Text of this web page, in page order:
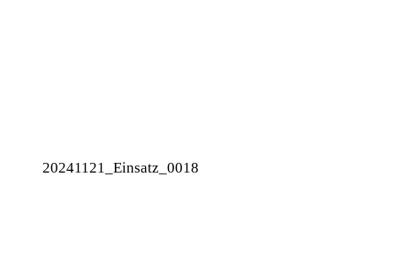
20241121_Einsatz_0018